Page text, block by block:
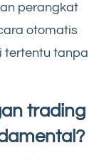
perangkat
otomatis
tertentu tanpa
trading